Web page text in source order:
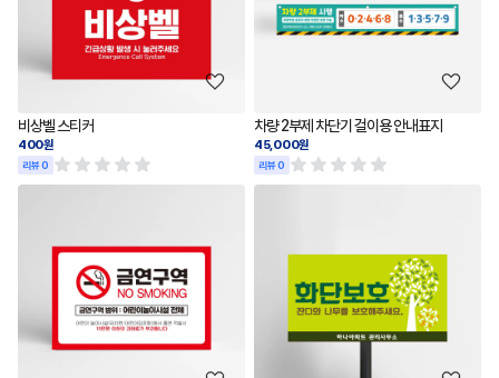
비상벨 스티커
400원
리뷰 0
차량 2부제 차단기 걸이용 안내표지
45,000원
리뷰 0